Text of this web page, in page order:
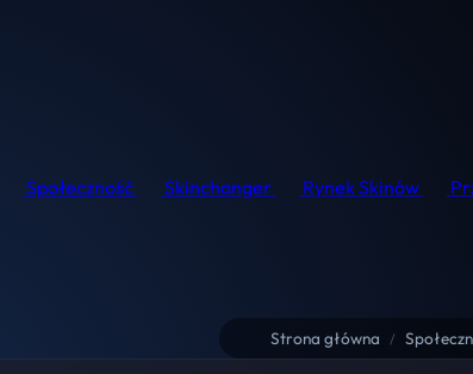
Społeczność Skinchanger Rynek Skinów
Strona główna /